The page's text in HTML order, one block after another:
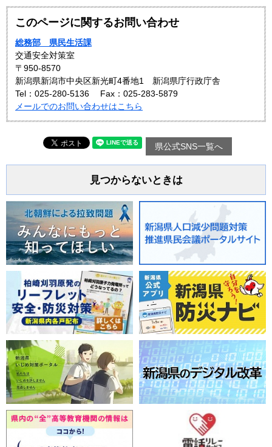
このページに関するお問い合わせ
総務部 県民生活課
交通安全対策室
〒950-8570
新潟県新潟市中央区新光町4番地1 新潟県庁行政庁舎
Tel：025-280-5136
Fax：025-283-5879
メールでのお問い合わせはこちら
県公式SNS一覧へ
見つからないときは